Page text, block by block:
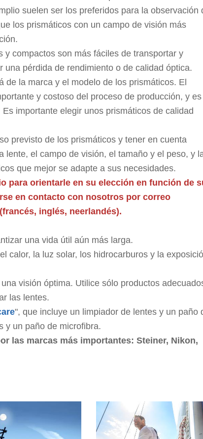
suelen ser los preferidos para la observación
los prismáticos con un campo de visión más
y compactos son más fáciles de transportar y
pérdida de rendimiento o de calidad óptica.
de la marca y el modelo de los prismáticos. El
y costoso del proceso de producción, y
importante elegir unos prismáticos de calidad
previsto de los prismáticos y tener en cuenta
lente, el campo de visión, el tamaño y el peso, y
que mejor se adapte a sus necesidades.
para orientarle en su elección en función de
en contacto con nosotros por correo
inglés, neerlandés).
una vida útil aún más larga.
calor, la luz solar, los hidrocarburos y la
visión óptima. Utilice sólo productos
las lentes.
", que incluye un limpiador de lentes y un paño
y un paño de microfibra.
las marcas más importantes: Steiner, Nikon,